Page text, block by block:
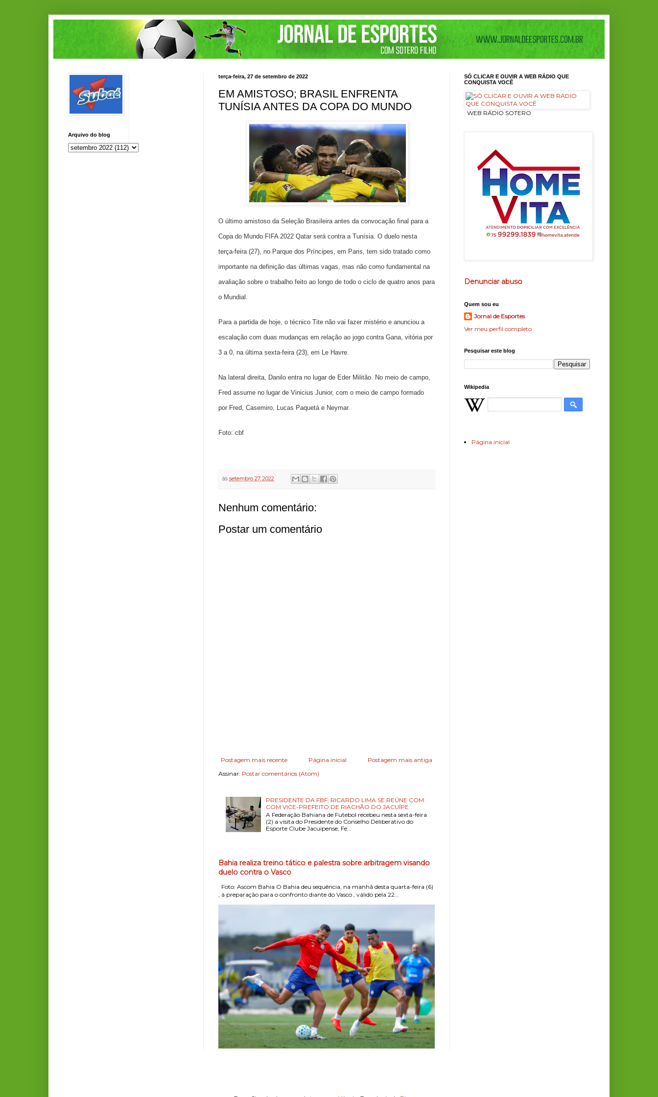
terça-feira, 27 de setembro de 2022
EM AMISTOSO; BRASIL ENFRENTA
TUNÍSIA ANTES DA COPA DO MUNDO
O último amistoso da Seleção Brasileira antes da convocação final para a
Copa do Mundo FIFA 2022 Qatar será contra a Tunísia. O duelo nesta
terça-feira (27), no Parque dos Príncipes, em Paris, tem sido tratado como
importante na definição das últimas vagas, mas não como fundamental na
avaliação sobre o trabalho feito ao longo de todo o ciclo de quatro anos para
o Mundial.
Para a partida de hoje, o técnico Tite não vai fazer mistério e anunciou a
escalação com duas mudanças em relação ao jogo contra Gana, vitória por
3 a 0, na última sexta-feira (23), em Le Havre.
Na lateral direita, Danilo entra no lugar de Eder Militão. No meio de campo,
Fred assume no lugar de Vinicius Junior, com o meio de campo formado
por Fred , Casemiro, Lucas Paquetá e Neymar.
Foto: cbf
às setembro 27, 2022
Nenhum comentário:
Postar um comentário
Postagem mais recente Postagem mais antiga
Página inicial
Assinar: Postar comentários (Atom)
PRESIDENTE DA FBF; RICARDO LIMA SE REÚNE COM
COM VICE-PREFEITO DE RIACHÃO DO JACUÍPE
A Federação Bahiana de Futebol recebeu nesta sexta-feira
(2) a visita do Presidente do Conselho Deliberativo do
Esporte Clube Jacuipense, Fe...
Bahia realiza treino tático e palestra sobre arbitragem visando
duelo contra o Vasco
Foto: Ascom Bahia O Bahia deu sequência, na manhã desta quarta-feira (6)
, à preparação para o confronto diante do Vasco , válido pela 22...
Arquivo do blog
SÓ CLICAR E OUVIR A WEB RÁDIO QUE
CONQUISTA VOCÊ
ㅤ WEB RÁDIO SOTERO
Denunciar abuso
Quem sou eu
Jornal de Esportes
Ver meu perfil completo
Pesquisar este blog
Wikipedia
Página inicial